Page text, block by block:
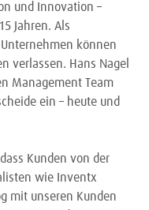
und Innovation –
Jahren. Als
können
verlassen. Hans Nagel
Management Team
ein – heute und
Kunden von der
wie Inventx
mit unseren Kunden